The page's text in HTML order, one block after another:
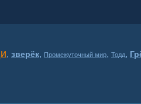
, зверёк, Промежуточный мир, Тодд,